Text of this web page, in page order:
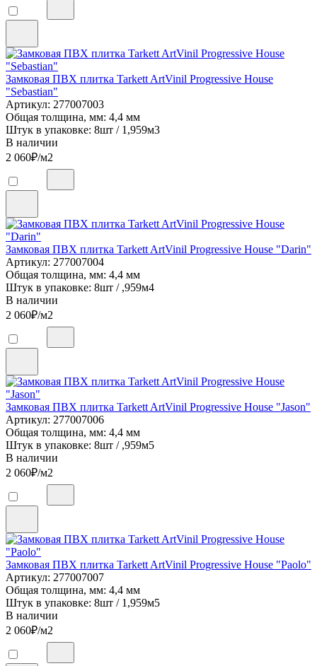
Замковая ПВХ плитка Tarkett ArtVinil Progressive House
"Sebastian"
Артикул: 277007003
Общая толщина, мм: 4,4 мм
Штук в упаковке: 8шт / 1,959м3
В наличии
2 060₽/м2
Замковая ПВХ плитка Tarkett ArtVinil Progressive House "Darin"
Артикул: 277007004
Общая толщина, мм: 4,4 мм
Штук в упаковке: 8шт / ,959м4
В наличии
2 060₽/м2
Замковая ПВХ плитка Tarkett ArtVinil Progressive House "Jason"
Артикул: 277007006
Общая толщина, мм: 4,4 мм
Штук в упаковке: 8шт / ,959м5
В наличии
2 060₽/м2
Замковая ПВХ плитка Tarkett ArtVinil Progressive House "Paolo"
Артикул: 277007007
Общая толщина, мм: 4,4 мм
Штук в упаковке: 8шт / 1,959м5
В наличии
2 060₽/м2